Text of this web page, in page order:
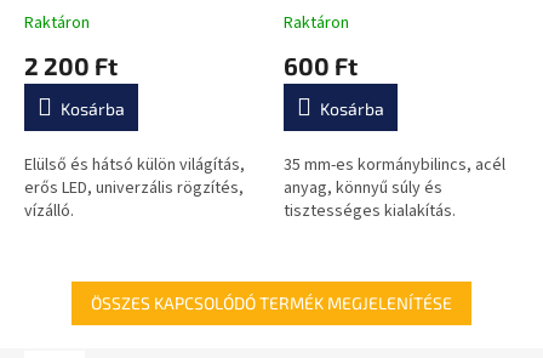
fényeloszlás, szerszámok
Raktáron
2 200 Ft
Kosárba
Elülső és hátsó külön világítás,
erős LED, univerzális rögzítés,
vízálló.
diszkrét kialakítás, könnyű
Raktáron
600 Ft
Kosárba
35 mm-es kormánybilincs, acél
anyag, könnyű súly és
tisztességes kialakítás.
ÖSSZES KAPCSOLÓDÓ TERMÉK MEGJELENÍTÉSE